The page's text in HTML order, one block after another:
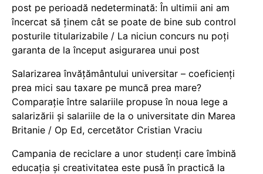
post pe perioadă nedeterminată: În ultimii ani am
încercat să ținem cât se poate de bine sub control
posturile titularizabile / La niciun concurs nu poți
garanta de la început asigurarea unui post
Salarizarea învățământului universitar – coeficienți
prea mici sau taxare pe muncă prea mare?
Comparație între salariile propuse în noua lege a
salarizării și salariile de la o universitate din Marea
Britanie / Op Ed, cercetător Cristian Vraciu
Campania de reciclare a unor studenți care îmbină
educația și creativitatea este pusă în practică la